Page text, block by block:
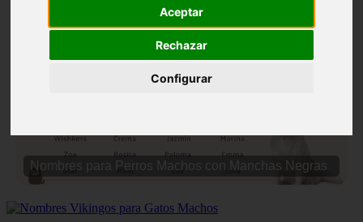
Aceptar
Rechazar
Configurar
Nombres para Perros Machos con Manchas Negras